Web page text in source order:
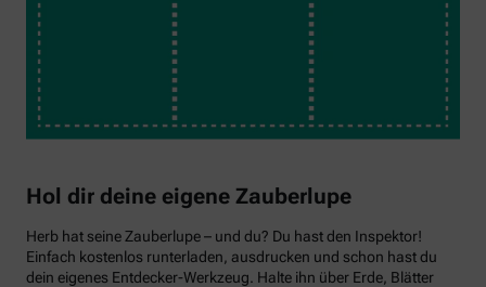
Hol dir deine eigene Zauberlupe
Herb hat seine Zauberlupe – und du? Du hast den Inspektor!
Einfach kostenlos runterladen, ausdrucken und schon hast du
dein eigenes Entdecker-Werkzeug. Halte ihn über Erde, Blätter